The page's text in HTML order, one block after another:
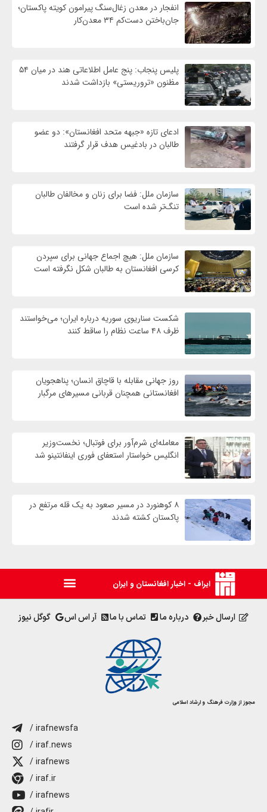
انفجار در معدن زغال‌سنگ پیرامون کویته پاکستان؛
جان‌باختن دست‌کم ۳۴ معدن‌کار
پلیس پنجاب: پنج عامل اطلاعاتی هند در میان ۵۴
مظنون «تروریستی» بازداشت شدند
ادعای تازه «جبهه متحد افغانستان»: دو عضو
طالبان در بادغیس هدف قرار گرفتند
سازمان ملل: فضا برای زنان و مخالفان طالبان
تنگ‌تر شده است
سازمان ملل: هیچ اجماع جهانی برای سپردن
کرسی افغانستان به طالبان شکل نگرفته است
شکست سناریوی سوریه درباره ایران؛ می‌خواستند
ظرف ۴۸ ساعت نظام را ساقط کنند
روز جهانی مقابله با قاچاق انسان؛ پناهجویان
افغانستانی همچنان قربانی مسیرهای مرگبار
معامله‌ای شرم‌آور برای فوتبال؛ نخست‌وزیر
انگلیس خواستار استعفای فوری اینفانتینو شد
۸ کوهنورد در مسیر صعود به یک قله مرتفع در
پاکستان کشته شدند
ایراف - اخبار افغانستان و ایران
ارسال خبر درباره ما تماس با ما آر اس اس گوگل نیوز
مجوز از وزارت فرهنگ و ارشاد اسلامی
/ irafnewsfa
/ iraf.news
/ irafnews
/ iraf.ir
/ irafnews